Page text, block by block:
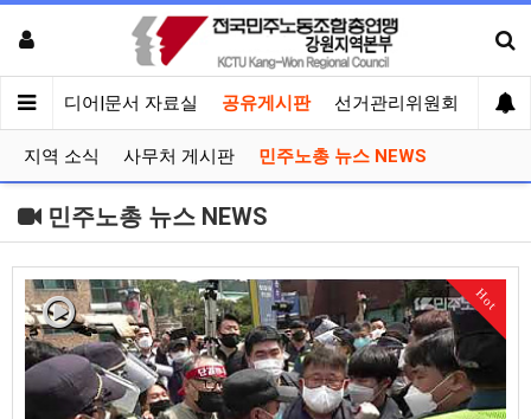
견 미디어|문서 자료실 공유게시판 선거관리위원회
지역 소식 사무처 게시판 민주노총 뉴스 NEWS
민주노총 뉴스 NEWS
Hot